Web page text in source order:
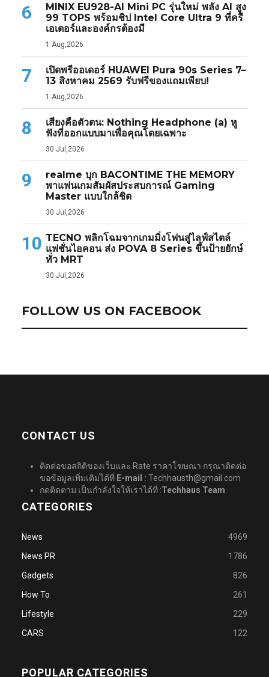
6
MINIX EU928-AI Mini PC รุ่นใหม่ พลัง AI สูง
99 TOPS พร้อมชิป Intel Core Ultra 9 ที่ครี
เอเตอร์และองค์กรต้องมี
1 Aug,2026
7
เปิดพรีออเดอร์ HUAWEI Pura 90s Series 7–
13 สิงหาคม 2569 รับฟรีของแถมเพียบ!
1 Aug,2026
8
เสียงคือตัวตน: Nothing Headphone (a) หู
ฟังที่ออกแบบมาเพื่อคุณโดยเฉพาะ
30 Jul,2026
9
realme บุก BACONTIME THE MEMORY
พาแฟนเกมสัมผัสประสบการณ์ Gaming
Master แบบใกล้ชิด
30 Jul,2026
10 TECNO พลิกโฉมจากเกมมิ่งโฟนสู่ไลฟ์สไตล์
แฟชั่นไอคอน ส่ง POVA 8 Series ขึ้นป้ายยักษ์
ทั่ว MRT
30 Jul,2026
FOLLOW US ON FACEBOOK
CONTACT US
ติดต่อขอสถิติของเว็บและ Rate ราคาโฆษณา กรุณาติดต่อ
ขอข้อมูลเพิ่มเติมได้ที่ E-mail : Techhausth@gmail.com
กดติดตาม เป็นกำลังใจให้เราได้ที่ :Techhaus Team
CATEGORIES
News
4969
News PR
1786
Gadgets
826
How To
261
Lifestyle
229
CARS
122
POPULAR CATEGORIES